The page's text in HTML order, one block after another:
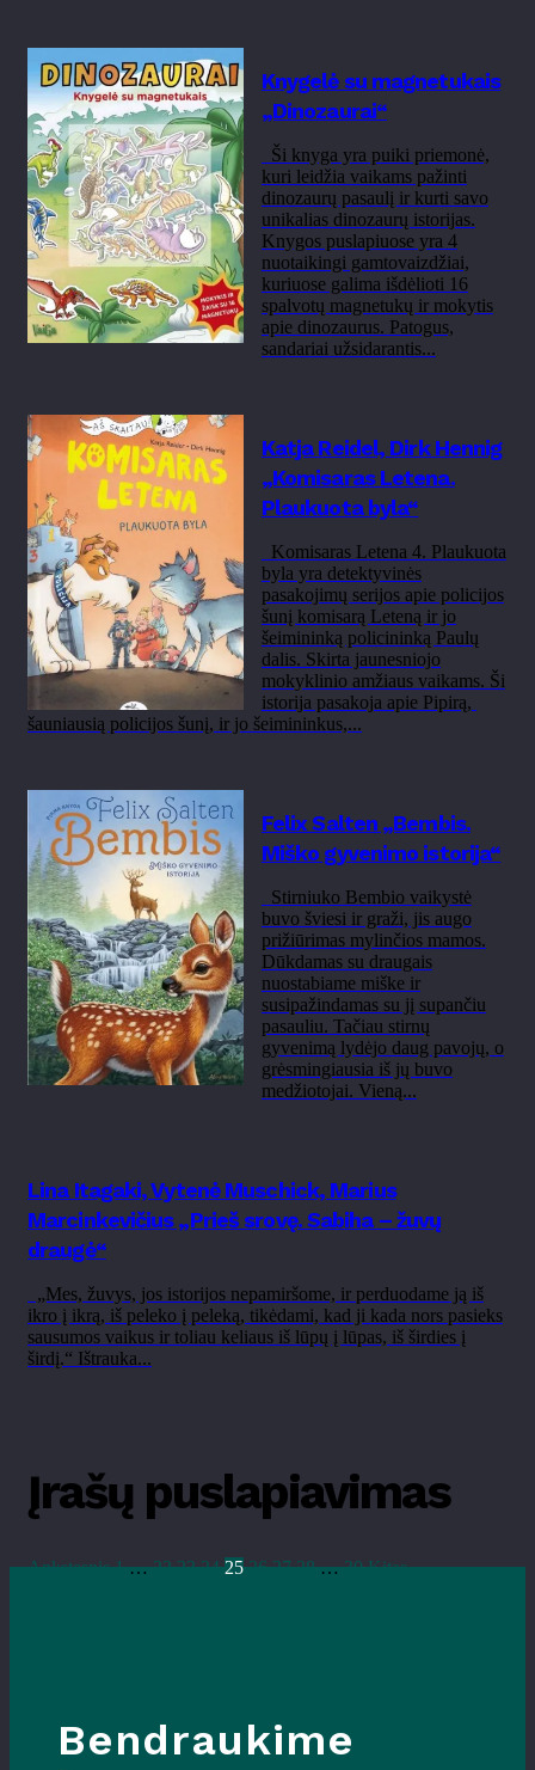
Knygelė su magnetukais
„Dinozaurai“
Ši knyga yra puiki priemonė,
kuri leidžia vaikams pažinti
dinozaurų pasaulį ir kurti savo
unikalias dinozaurų istorijas.
Knygos puslapiuose yra 4
nuotaikingi gamtovaizdžiai,
kuriuose galima išdėlioti 16
spalvotų magnetukų ir mokytis
apie dinozaurus. Patogus,
sandariai užsidarantis...
Katja Reidel, Dirk Hennig
„Komisaras Letena.
Plaukuota byla“
Komisaras Letena 4. Plaukuota
byla yra detektyvinės
pasakojimų serijos apie policijos
šunį komisarą Leteną ir jo
šeimininką policininką Paulų
dalis. Skirta jaunesniojo
mokyklinio amžiaus vaikams. Ši
istorija pasakoja apie Pipirą,
šauniausią policijos šunį, ir jo šeimininkus,...
Felix Salten „Bembis.
Miško gyvenimo istorija“
Stirniuko Bembio vaikystė
buvo šviesi ir graži, jis augo
prižiūrimas mylinčios mamos.
Dūkdamas su draugais
nuostabiame miške ir
susipažindamas su jį supančiu
pasauliu. Tačiau stirnų
gyvenimą lydėjo daug pavojų, o
grėsmingiausia iš jų buvo
medžiotojai. Vieną...
Lina Itagaki, Vytenė Muschick, Marius
Marcinkevičius „Prieš srovę. Sabiha – žuvų
draugė“
„Mes, žuvys, jos istorijos nepamiršome, ir perduodame ją iš
ikro į ikrą, iš peleko į peleką, tikėdami, kad ji kada nors pasieks
sausumos vaikus ir toliau keliaus iš lūpų į lūpas, iš širdies į
širdį.“ Ištrauka...
Įrašų puslapiavimas
Ankstesnis 1 … 22 23 24 25 26 27 28 … 30 Kitas
Bendraukime